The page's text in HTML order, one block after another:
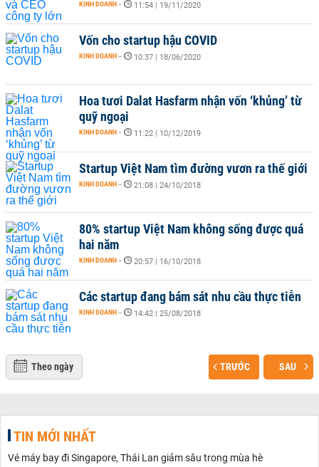
KINH DOANH - 11:54 | 19/11/2020
Vốn cho startup hậu COVID
KINH DOANH - 10:37 | 18/06/2020
Hoa tươi Dalat Hasfarm nhận vốn ‘khủng’ từ
quỹ ngoại
KINH DOANH - 11:22 | 10/12/2019
Startup Việt Nam tìm đường vươn ra thế giới
KINH DOANH - 21:08 | 24/10/2018
80% startup Việt Nam không sống được quá
hai năm
KINH DOANH - 20:57 | 16/10/2018
Các startup đang bám sát nhu cầu thực tiễn
KINH DOANH - 14:42 | 25/08/2018
Theo ngày TRƯỚC SAU
TIN MỚI NHẤT
Vé máy bay đi Singapore, Thái Lan giảm sâu trong mùa hè